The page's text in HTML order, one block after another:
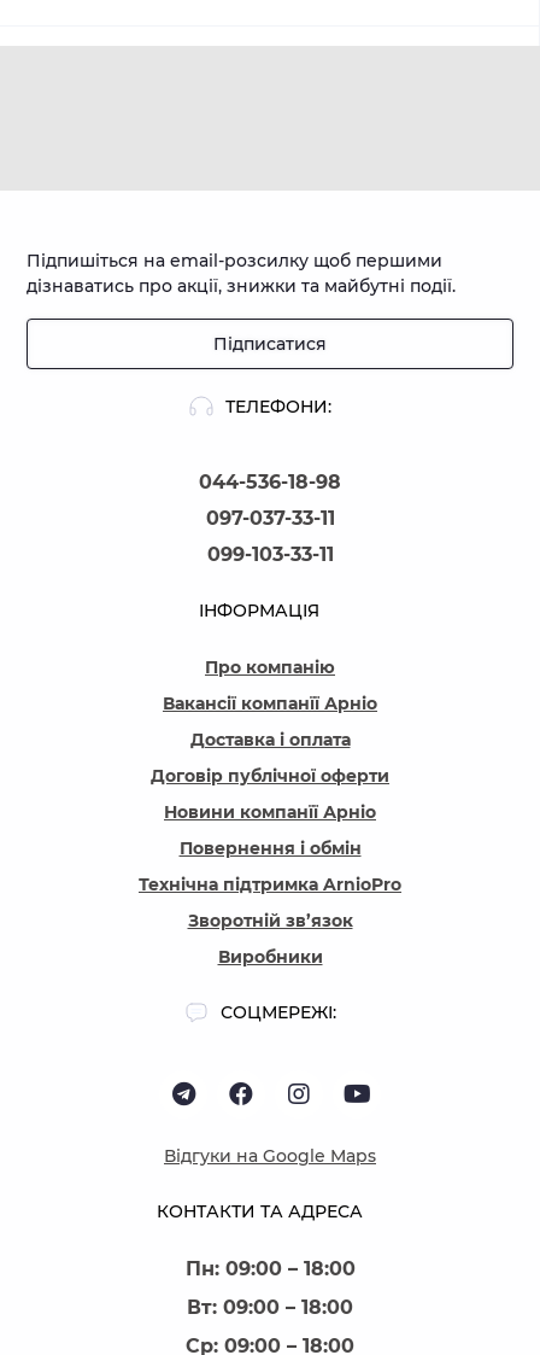
ТЕЛЕФОНИ:
044-536-18-98
097-037-33-11
099-103-33-11
Підпишіться на email-розсилку щоб першими
дізнаватись про акції, знижки та майбутні події.
Підписатися
КОНТАКТИ ТА АДРЕСА
Пн: 09:00 – 18:00
Вт: 09:00 – 18:00
Ср: 09:00 – 18:00
ІНФОРМАЦІЯ
Про компанію
Вакансії компанїї Арніо
Доставка і оплата
Договір публічної оферти
Новини компанїї Арніо
Повернення і обмін
Технічна підтримка ArnioPro
Зворотній зв’язок
Виробники
СОЦМЕРЕЖІ:
Відгуки на Google Maps